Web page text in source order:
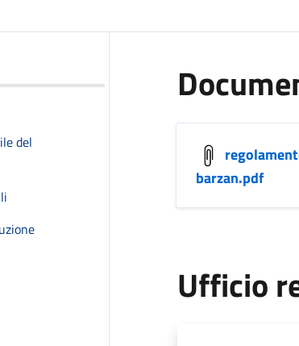
del
barzan.pdf
Ufficio